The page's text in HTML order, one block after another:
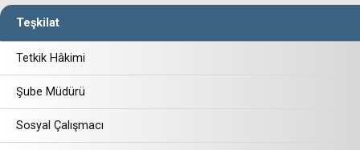
Teşkilat
Tetkik Hâkimi
Şube Müdürü
Sosyal Çalışmacı